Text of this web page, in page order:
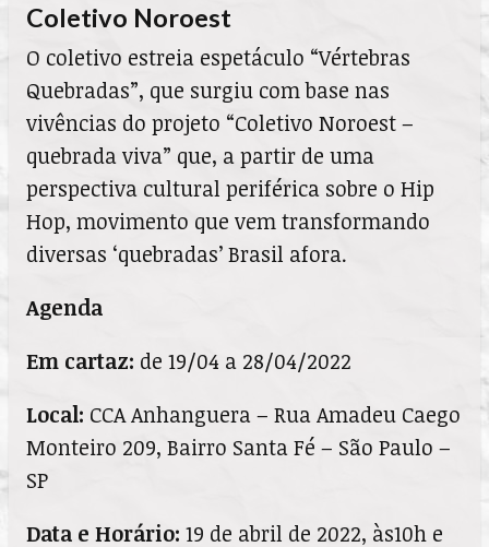
Coletivo Noroest
O coletivo estreia espetáculo “Vértebras
Quebradas”, que surgiu com base nas
vivências do projeto “Coletivo Noroest –
quebrada viva” que, a partir de uma
perspectiva cultural periférica sobre o Hip
Hop, movimento que vem transformando
diversas ‘quebradas’ Brasil afora.
Agenda
Em cartaz: de 19/04 a 28/04/2022
Local: CCA Anhanguera – Rua Amadeu Caego
Monteiro 209, Bairro Santa Fé – São Paulo –
SP
Data e Horário: 19 de abril de 2022, às10h e